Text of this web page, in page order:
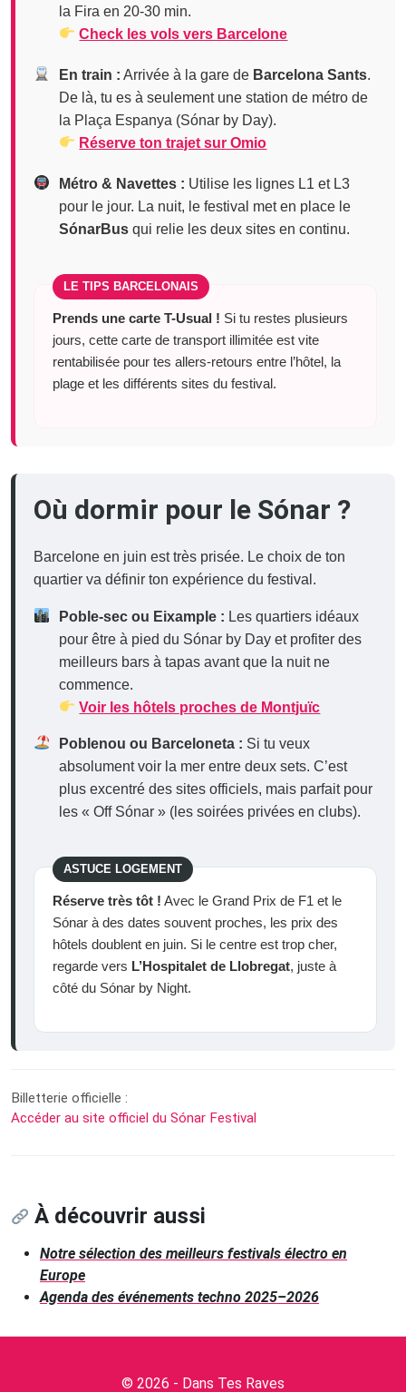
la Fira en 20-30 min.
Check les vols vers Barcelone
En train : Arrivée à la gare de Barcelona Sants.
De là, tu es à seulement une station de métro de
la Plaça Espanya (Sónar by Day).
Réserve ton trajet sur Omio
Métro & Navettes : Utilise les lignes L1 et L3
pour le jour. La nuit, le festival met en place le
SónarBus qui relie les deux sites en continu.
LE TIPS BARCELONAIS
Prends une carte T-Usual ! Si tu restes plusieurs
jours, cette carte de transport illimitée est vite
rentabilisée pour tes allers-retours entre l’hôtel, la
plage et les différents sites du festival.
Où dormir pour le Sónar ?
Barcelone en juin est très prisée. Le choix de ton
quartier va définir ton expérience du festival.
Poble-sec ou Eixample : Les quartiers idéaux
pour être à pied du Sónar by Day et profiter des
meilleurs bars à tapas avant que la nuit ne
commence.
Voir les hôtels proches de Montjuïc
Poblenou ou Barceloneta : Si tu veux
absolument voir la mer entre deux sets. C’est
plus excentré des sites officiels, mais parfait pour
les « Off Sónar » (les soirées privées en clubs).
ASTUCE LOGEMENT
Réserve très tôt ! Avec le Grand Prix de F1 et le
Sónar à des dates souvent proches, les prix des
hôtels doublent en juin. Si le centre est trop cher,
regarde vers L’Hospitalet de Llobregat, juste à
côté du Sónar by Night.
Billetterie officielle :
Accéder au site officiel du Sónar Festival
À découvrir aussi
Notre sélection des meilleurs festivals électro en
Europe
Agenda des événements techno 2025–2026
© 2026 - Dans Tes Raves